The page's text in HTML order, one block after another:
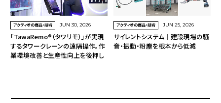
アクティオの商品・技術 JUN 30, 2026
「TawaRemo®（タワリモ）」が実現
するタワークレーンの遠隔操作。作
業環境改善と生産性向上を後押し
アクティオの商品・技術 JUN 25, 2026
サイレントシステム｜建設現場の騒
音・振動・粉塵を根本から低減